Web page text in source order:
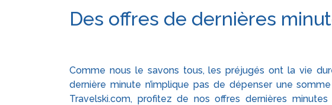
Des offres de dernières
Comme nous le savons tous, les préjugés ont la vie
dernière minute n’implique pas de dépenser une
Travelski.com, profitez de nos offres dernières